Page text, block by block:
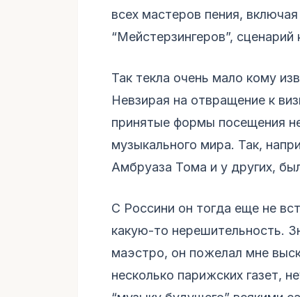
всех мастеров пения,
“Мейстерзингеров”,
Так текла очень мало кому
Невзирая на отвращение к
принятые формы посещения
музыкального мира. Так,
Амбруаза Тома и у других,
С Россини он тогда еще не
какую-то нерешительность.
маэстро, он пожелал мне
несколько парижских газет,